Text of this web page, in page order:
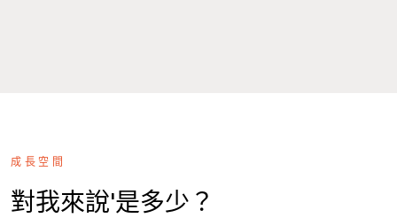
成長空間
對我來說'是多少？